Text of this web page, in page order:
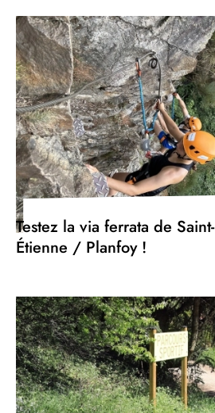
Testez la via ferrata de Saint-
Étienne / Planfoy !